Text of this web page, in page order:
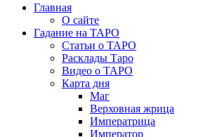
Главная
О сайте
Гадание на ТАРО
Статьи о ТАРО
Расклады Таро
Видео о ТАРО
Карта дня
Маг
Верховная жрица
Императрица
Император